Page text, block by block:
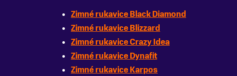
Zimné rukavice Black Diamond
Zimné rukavice Blizzard
Zimné rukavice Crazy Idea
Zimné rukavice Dynafit
Zimné rukavice Karpos